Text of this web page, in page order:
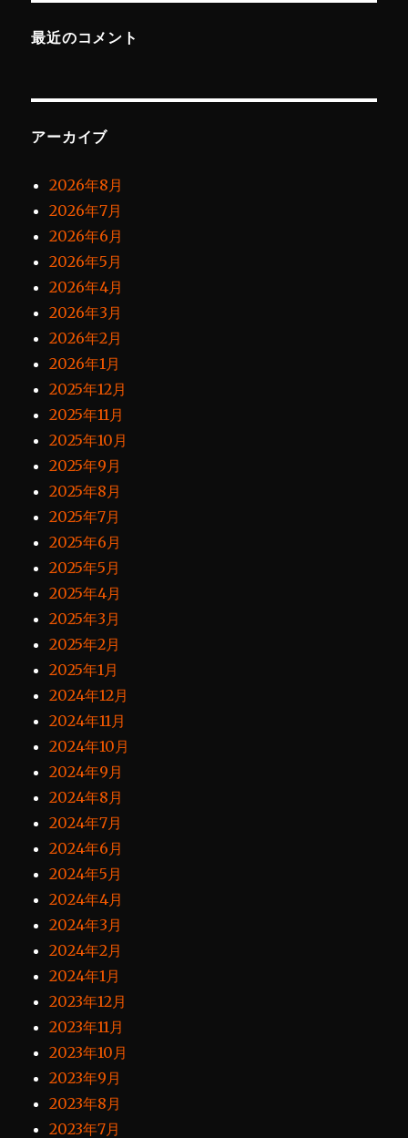
最近のコメント
アーカイブ
2026年8月
2026年7月
2026年6月
2026年5月
2026年4月
2026年3月
2026年2月
2026年1月
2025年12月
2025年11月
2025年10月
2025年9月
2025年8月
2025年7月
2025年6月
2025年5月
2025年4月
2025年3月
2025年2月
2025年1月
2024年12月
2024年11月
2024年10月
2024年9月
2024年8月
2024年7月
2024年6月
2024年5月
2024年4月
2024年3月
2024年2月
2024年1月
2023年12月
2023年11月
2023年10月
2023年9月
2023年8月
2023年7月